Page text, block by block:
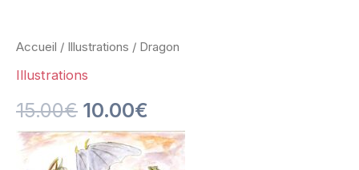
Accueil / Illustrations / Dragon
Illustrations
15.00€ 10.00€